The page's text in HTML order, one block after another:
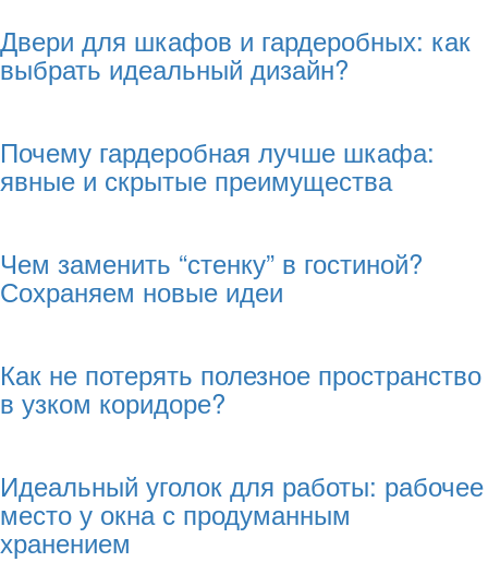
Двери для шкафов и гардеробных: как
выбрать идеальный дизайн?
Почему гардеробная лучше шкафа:
явные и скрытые преимущества
Чем заменить “стенку” в гостиной?
Сохраняем новые идеи
Как не потерять полезное пространство
в узком коридоре?
Идеальный уголок для работы: рабочее
место у окна с продуманным
хранением